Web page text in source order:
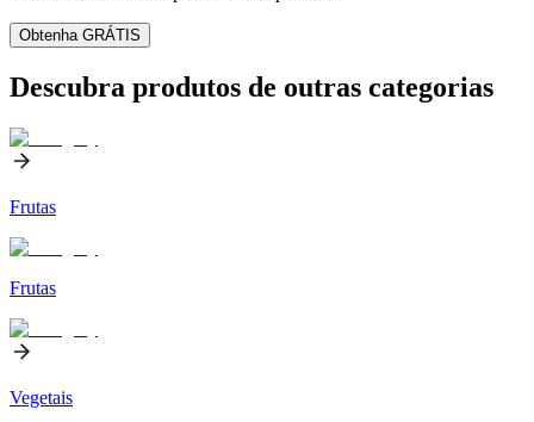
Obtenha GRÁTIS
Descubra produtos de outras categorias
Frutas
Frutas
Vegetais